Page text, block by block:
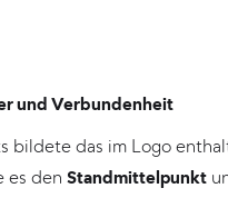
und Verbundenheit
bildete das im Logo
es den Standmittelpunkt